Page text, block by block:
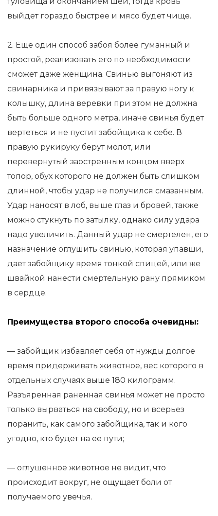
выйдет гораздо быстрее и мясо будет чище.
2. Еще один способ забоя более гуманный и
простой, реализовать его по необходимости
сможет даже женщина. Свинью выгоняют из
свинарника и привязывают за правую ногу к
колышку, длина веревки при этом не должна
быть больше одного метра, иначе свинья будет
вертеться и не пустит забойщика к себе. В
правую рукируку берут молот, или
перевернутый заостренным концом вверх
топор, обух которого не должен быть слишком
длинной, чтобы удар не получился смазанным.
Удар наносят в лоб, выше глаз и бровей, также
можно стукнуть по затылку, однако силу удара
надо увеличить. Данный удар не смертелен, его
назначение оглушить свинью, которая упавши,
дает забойщику время тонкой спицей, или же
швайкой нанести смертельную рану прямиком
в сердце.
Преимущества второго способа очевидны:
— забойщик избавляет себя от нужды долгое
время придерживать животное, вес которого в
отдельных случаях выше 180 килограмм.
Разъяренная раненная свинья может не просто
только вырваться на свободу, но и всерьез
поранить, как самого забойщика, так и кого
угодно, кто будет на ее пути;
— оглушенное животное не видит, что
происходит вокруг, не ощущает боли от
получаемого увечья.